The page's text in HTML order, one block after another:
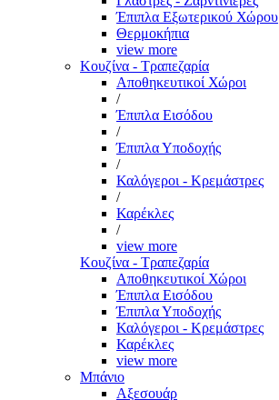
Έπιπλα Εξωτερικού Χώρου
Θερμοκήπια
view more
Κουζίνα - Τραπεζαρία
Αποθηκευτικοί Χώροι
/
Έπιπλα Εισόδου
/
Έπιπλα Υποδοχής
/
Καλόγεροι - Κρεμάστρες
/
Καρέκλες
/
view more
Κουζίνα - Τραπεζαρία
Αποθηκευτικοί Χώροι
Έπιπλα Εισόδου
Έπιπλα Υποδοχής
Καλόγεροι - Κρεμάστρες
Καρέκλες
view more
Μπάνιο
Αξεσουάρ